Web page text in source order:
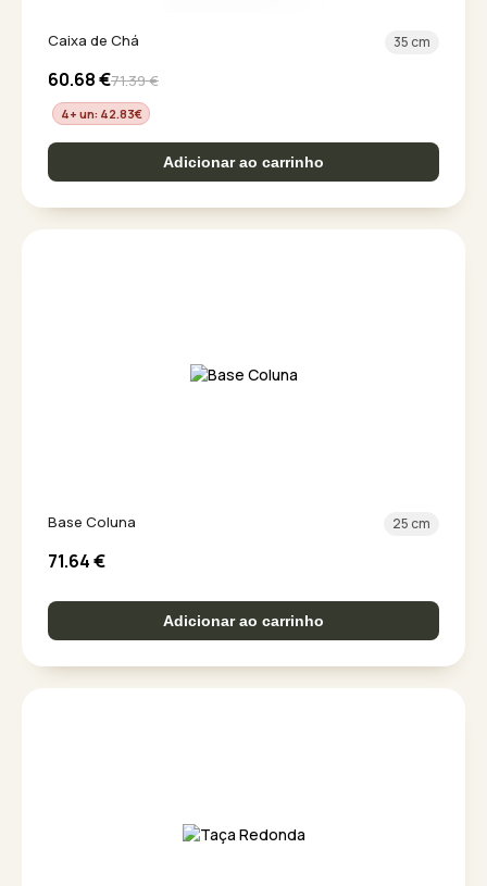
Caixa de Chá 35 cm
60.68€71.39€
4+ un: 42.83€
Adicionar ao carrinho
Base Coluna 25 cm
71.64€
Adicionar ao carrinho